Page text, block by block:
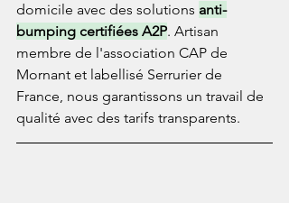
domicile avec des solutions anti-
bumping certifiées A2P. Artisan
membre de l'association CAP de
Mornant et labellisé Serrurier de
France, nous garantissons un travail de
qualité avec des tarifs transparents.